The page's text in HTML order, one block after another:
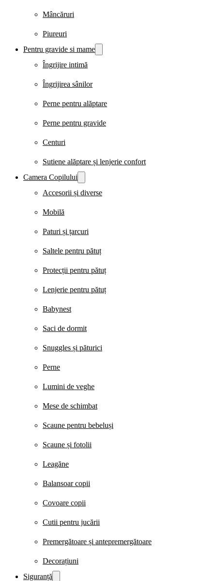
Mâncăruri
Piureuri
Pentru gravide si mame
Îngrijire intimă
Îngrijirea sânilor
Perne pentru alăptare
Perne pentru gravide
Centuri
Sutiene alăptare și lenjerie confort
Camera Copilului
Accesorii și diverse
Mobilă
Paturi și țarcuri
Saltele pentru pătuț
Protecții pentru pătuț
Lenjerie pentru pătuț
Babynest
Saci de dormit
Snuggles și păturici
Perne
Lumini de veghe
Mese de schimbat
Scaune pentru bebeluși
Scaune și fotolii
Leagăne
Balansoar copii
Covoare copii
Cutii pentru jucării
Premergătoare și antepremergătoare
Decorațiuni
Siguranță